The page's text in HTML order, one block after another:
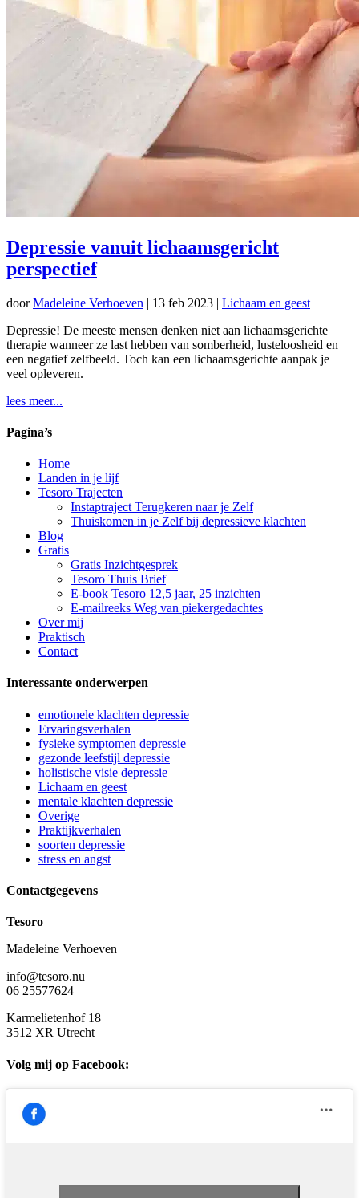
Depressie vanuit lichaamsgericht
perspectief
doorMadeleine Verhoeven | 13 feb 2023 | Lichaam en geest
Depressie! De meeste mensen denken niet aan lichaamsgerichte
therapie wanneer ze last hebben van somberheid, lusteloosheid en
een negatief zelfbeeld. Toch kan een lichaamsgerichte aanpak je
veel opleveren.
lees meer...
Pagina’s
Home
Landen in je lijf
Tesoro Trajecten
Instaptraject Terugkeren naar je Zelf
Thuiskomen in je Zelf bij depressieve klachten
Blog
Gratis
Gratis Inzichtgesprek
Tesoro Thuis Brief
E-book Tesoro 12,5 jaar, 25 inzichten
E-mailreeks Weg van piekergedachtes
Over mij
Praktisch
Contact
Interessante onderwerpen
emotionele klachten depressie
Ervaringsverhalen
fysieke symptomen depressie
gezonde leefstijl depressie
holistische visie depressie
Lichaam en geest
mentale klachten depressie
Overige
Praktijkverhalen
soorten depressie
stress en angst
Contactgegevens
Tesoro
Madeleine Verhoeven
info@tesoro.nu
06 25577624
Karmelietenhof 18
3512 XR Utrecht
Volg mij op Facebook: